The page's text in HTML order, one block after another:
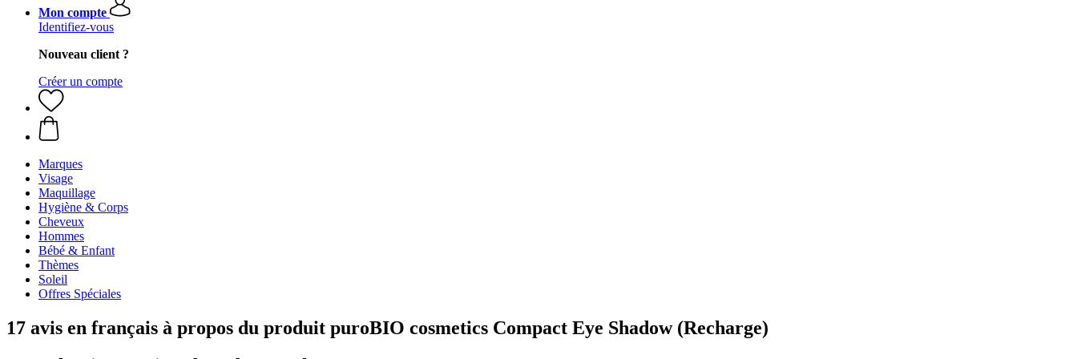
Mon compte
Identifiez-vous
Nouveau client ?
Créer un compte
Marques
Visage
Maquillage
Hygiène & Corps
Cheveux
Hommes
Bébé & Enfant
Thèmes
Soleil
Offres Spéciales
17 avis en français à propos du produit puroBIO cosmetics Compact Eye Shadow (Recharge)